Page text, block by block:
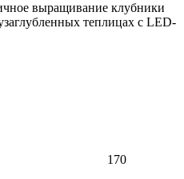
выращивание клубники
теплицах с LED-
170